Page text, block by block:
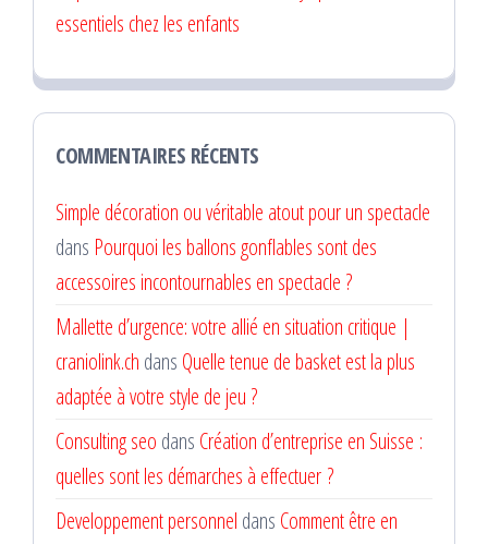
essentiels chez les enfants
COMMENTAIRES RÉCENTS
Simple décoration ou véritable atout pour un spectacle
dans Pourquoi les ballons gonflables sont des
accessoires incontournables en spectacle ?
Mallette d’urgence: votre allié en situation critique |
craniolink.ch dans Quelle tenue de basket est la plus
adaptée à votre style de jeu ?
Consulting seo dans Création d’entreprise en Suisse :
quelles sont les démarches à effectuer ?
Developpement personnel dans Comment être en